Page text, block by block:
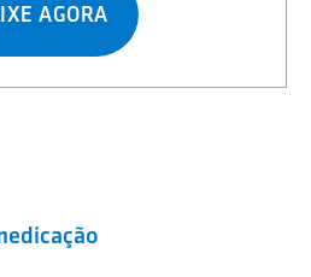
AGORA